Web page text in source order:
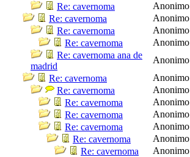
Re: cavernoma
Anonimo
Re: cavernoma
Anonimo
Re: cavernoma
Anonimo
Re: cavernoma
Anonimo
Re: cavernoma ana de
madrid
Anonimo
Re: cavernoma
Anonimo
Re: cavernoma
Anonimo
Re: cavernoma
Anonimo
Re: cavernoma
Anonimo
Re: cavernoma
Anonimo
Re: cavernoma
Anonimo
Re: cavernoma
Anonimo